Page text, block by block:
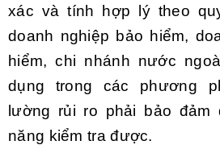
xác và tính hợp lý theo
doanh nghiệp bảo hiểm,
hiểm, chi nhánh nước
dụng trong các phương
lường rủi ro phải bảo
năng kiểm tra được.